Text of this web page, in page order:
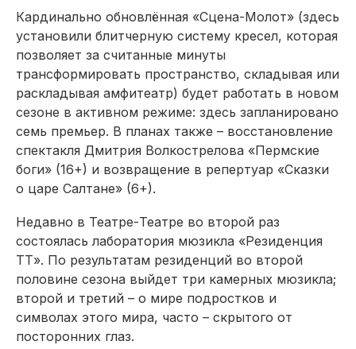
Кардинально обновлённая «Сцена-Молот» (здесь
установили блитчерную систему кресел, которая
позволяет за считанные минуты
трансформировать пространство, складывая или
раскладывая амфитеатр) будет работать в новом
сезоне в активном режиме: здесь запланировано
семь премьер. В планах также – восстановление
спектакля Дмитрия Волкострелова «Пермские
боги» (16+) и возвращение в репертуар «Сказки
о царе Салтане» (6+).
Недавно в Театре-Театре во второй раз
состоялась лаборатория мюзикла «Резиденция
ТТ». По результатам резиденций во второй
половине сезона выйдет три камерных мюзикла;
второй и третий – о мире подростков и
символах этого мира, часто – скрытого от
посторонних глаз.